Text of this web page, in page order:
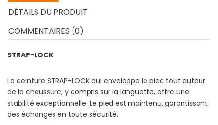
DÉTAILS DU PRODUIT
COMMENTAIRES (0)
STRAP-LOCK
La ceinture STRAP-LOCK qui enveloppe le pied tout autour
de la chaussure, y compris sur la languette, offre une
stabilité exceptionnelle. Le pied est maintenu, garantissant
des échanges en toute sécurité.